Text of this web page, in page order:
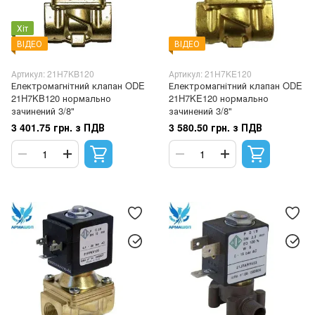
Хіт
ВІДЕО
Артикул: 21H7KB120
Електромагнітний клапан ODE
21H7KB120 нормально
зачинений 3/8"
3 401.75 грн. з ПДВ
ВІДЕО
Артикул: 21H7KE120
Електромагнітний клапан ODE
21H7KE120 нормально
зачинений 3/8"
3 580.50 грн. з ПДВ